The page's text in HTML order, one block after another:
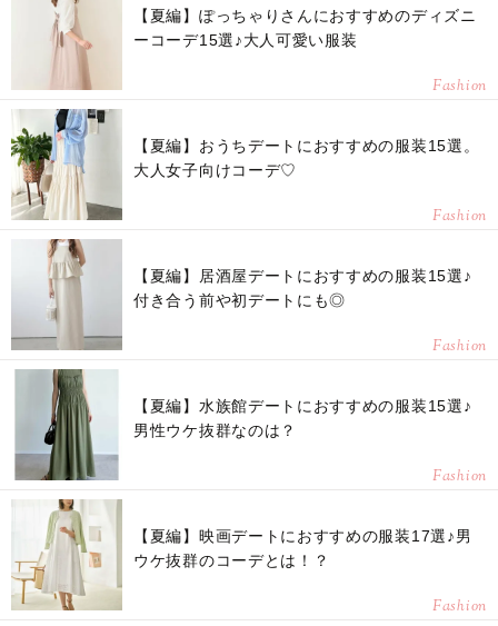
【夏編】ぽっちゃりさんにおすすめのディズニ
ーコーデ15選♪大人可愛い服装
Fashion
【夏編】おうちデートにおすすめの服装15選。
大人女子向けコーデ♡
Fashion
【夏編】居酒屋デートにおすすめの服装15選♪
付き合う前や初デートにも◎
Fashion
【夏編】水族館デートにおすすめの服装15選♪
男性ウケ抜群なのは？
Fashion
【夏編】映画デートにおすすめの服装17選♪男
ウケ抜群のコーデとは！？
Fashion